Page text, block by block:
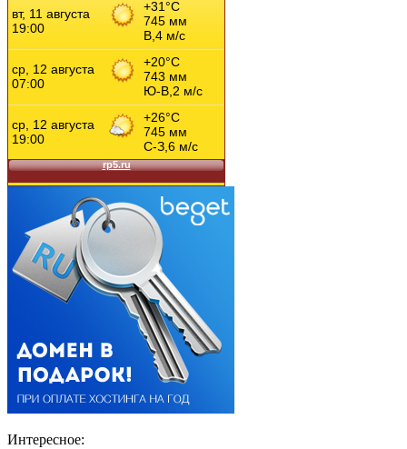
Интересное: